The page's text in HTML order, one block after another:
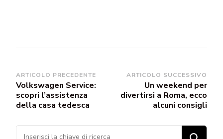
Navigazione
articoli
ARTICOLO PRECEDENTE
Volkswagen Service:
scopri l’assistenza
della casa tedesca
ARTICOLO SUCCESSIVO
Un weekend per
divertirsi a Roma, ecco
alcuni consigli
Cerchi